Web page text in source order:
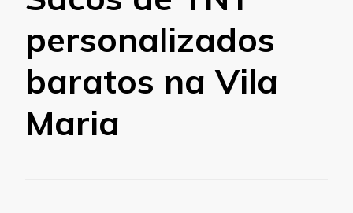
personalizados
baratos na Vila
Maria